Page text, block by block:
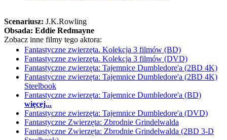
Scenariusz: J.K.Rowling
Obsada: Eddie Redmayne
Zobacz inne filmy tego aktora:
Fantastyczne zwierzęta. Kolekcja 3 filmów (BD)
Fantastyczne zwierzęta. Kolekcja 3 filmów (DVD)
Fantastyczne zwierzęta: Tajemnice Dumbledore'a (2BD 4K)
Fantastyczne zwierzęta: Tajemnice Dumbledore'a (2BD 4K)
Steelbook
Fantastyczne zwierzęta: Tajemnice Dumbledore'a (BD)
więcej...
Fantastyczne zwierzęta: Tajemnice Dumbledore'a (DVD)
Fantastyczne Zwierzęta: Zbrodnie Grindelwalda
Fantastyczne Zwierzęta: Zbrodnie Grindelwalda (2BD 3-D